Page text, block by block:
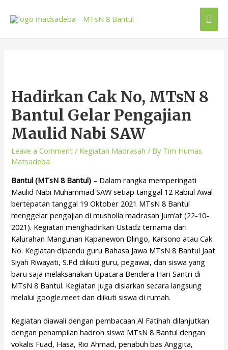
Hadirkan Cak No, MTsN 8
Bantul Gelar Pengajian
Maulid Nabi SAW
Leave a Comment / Kegiatan Madrasah / By Tim Humas
Matsadeba
Bantul (MTsN 8 Bantul) – Dalam rangka memperingati
Maulid Nabi Muhammad SAW setiap tanggal 12 Rabiul Awal
bertepatan tanggal 19 Oktober 2021 MTsN 8 Bantul
menggelar pengajian di musholla madrasah Jum’at (22-10-
2021). Kegiatan menghadirkan Ustadz ternama dari
Kalurahan Mangunan Kapanewon Dlingo, Karsono atau Cak
No. Kegiatan dipandu guru Bahasa Jawa MTsN 8 Bantul Jaat
Siyah Riwayati, S.Pd diikuti guru, pegawai, dan siswa yang
baru saja melaksanakan Upacara Bendera Hari Santri di
MTsN 8 Bantul. Kegiatan juga disiarkan secara langsung
melalui google.meet dan diikuti siswa di rumah.
Kegiatan diawali dengan pembacaan Al Fatihah dilanjutkan
dengan penampilan hadroh siswa MTsN 8 Bantul dengan
vokalis Fuad, Hasa, Rio Ahmad, penabuh bas Anggita,